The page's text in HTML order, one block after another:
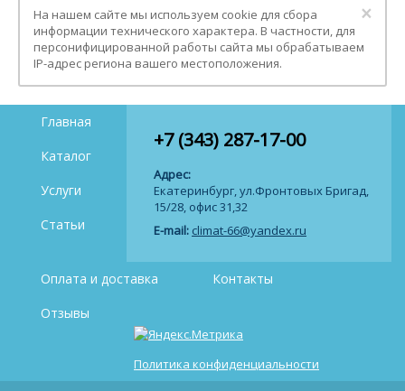
×
На нашем сайте мы используем cookie для сбора
информации технического характера. В частности, для
персонифицированной работы сайта мы обрабатываем
IP-адрес региона вашего местоположения.
+7 (343) 287-17-00
Адрес:
Екатеринбург, ул.Фронтовых Бригад,
15/28, офис 31,32
E-mail: climat-66@yandex.ru
Главная
Каталог
Услуги
Статьи
Оплата и доставка
Контакты
Отзывы
Политика конфиденциальности